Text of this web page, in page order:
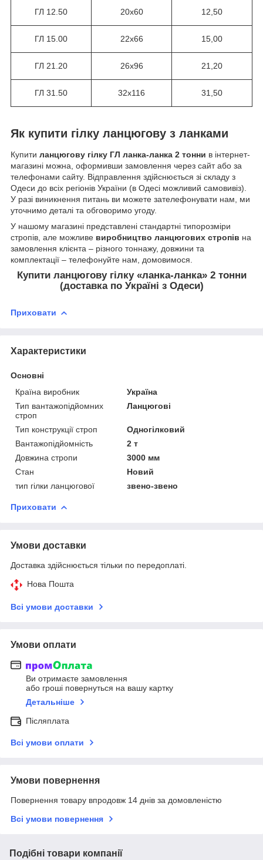
ГЛ 12.50 20х60 12,50
ГЛ 15.00 22х66 15,00
ГЛ 21.20 26х96 21,20
ГЛ 31.50 32х116 31,50
Як купити гілку ланцюгову з ланками
Купити ланцюгову гілку ГЛ ланка-ланка 2 тонни в інтернет-
магазині можна, оформивши замовлення через сайт або за
телефонами сайту. Відправлення здійснюється зі складу з
Одеси до всіх регіонів України (в Одесі можливий самовивіз).
У разі виникнення питань ви можете зателефонувати нам, ми
уточнимо деталі та обговоримо угоду.
У нашому магазині представлені стандартні типорозміри
стропів, але можливе виробництво ланцюгових стропів на
замовлення клієнта – різного тоннажу, довжини та
комплектації – телефонуйте нам, домовимося.
Купити ланцюгову гілку «ланка-ланка» 2 тонни
(доставка по Україні з Одеси)
Приховати
Характеристики
Основні
Країна виробник
Україна
Тип вантажопідйомних
строп
Ланцюгові
Тип конструкції строп
Одногілковий
Вантажопідйомність
2 т
Довжина стропи
3000 мм
Стан
Новий
тип гілки ланцюгової
звено-звено
Приховати
Умови доставки
Доставка здійснюється тільки по передоплаті.
Нова Пошта
Всі умови доставки
Умови оплати
Ви отримаєте замовлення
або гроші повернуться на вашу картку
Детальніше
Післяплата
Всі умови оплати
Умови повернення
Повернення товару впродовж 14 днів за домовленістю
Всі умови повернення
Подібні товари компанії